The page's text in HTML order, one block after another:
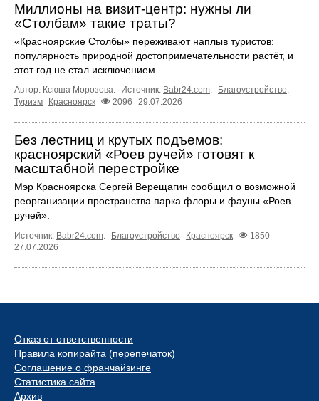
Миллионы на визит-центр: нужны ли
«Столбам» такие траты?
«Красноярские Столбы» переживают наплыв туристов:
популярность природной достопримечательности растёт, и
этот год не стал исключением.
Автор: Ксюша Морозова. Источник: Babr24.com Благоустройство
Туризм
Красноярск 2096 29.07.2026
Без лестниц и крутых подъемов:
красноярский «Роев ручей» готовят к
масштабной перестройке
Мэр Красноярска Сергей Верещагин сообщил о возможной
реорганизации пространства парка флоры и фауны «Роев
ручей».
Источник: Babr24.com. Благоустройство Красноярск
1850
27.07.2026
Отказ от ответственности
Правила копирайта (перепечаток)
Соглашение о франчайзинге
Статистика сайта
Архив